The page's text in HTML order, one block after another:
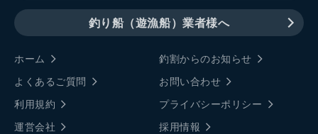
釣り船（遊漁船）業者様へ
ホーム
釣割からのお知らせ
よくあるご質問
お問い合わせ
利用規約
プライバシーポリシー
運営会社
採用情報